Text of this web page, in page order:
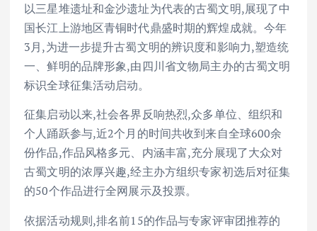
以三星堆遗址和金沙遗址为代表的古蜀文明,展现了中
国长江上游地区青铜时代鼎盛时期的辉煌成就。今年
3月,为进一步提升古蜀文明的辨识度和影响力,塑造统
一、鲜明的品牌形象,由四川省文物局主办的古蜀文明
标识全球征集活动启动。
征集启动以来,社会各界反响热烈,众多单位、组织和
个人踊跃参与,近2个月的时间共收到来自全球600余
份作品,作品风格多元、内涵丰富,充分展现了大众对
古蜀文明的浓厚兴趣,经主办方组织专家初选后对征集
的50个作品进行全网展示及投票。
依据活动规则,排名前15的作品与专家评审团推荐的